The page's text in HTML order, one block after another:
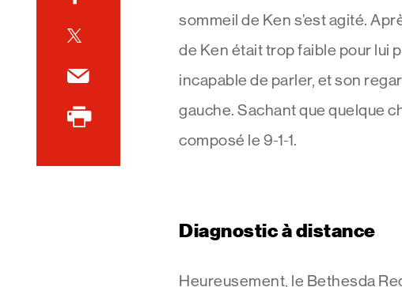
Courriel
Imprimer
sommeil de Ken s’est agité.
de Ken était trop faible pour lui
incapable de parler, et son
gauche. Sachant que quelque
composé le 9-1-1.
Diagnostic à distance
Heureusement, le Bethesda